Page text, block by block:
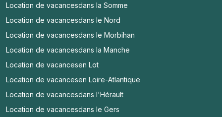
Location de vacancesdans la Somme
Location de vacancesdans le Nord
Location de vacancesdans le Morbihan
Location de vacancesdans la Manche
Location de vacancesen Lot
Location de vacancesen Loire-Atlantique
Location de vacancesdans l'Hérault
Location de vacancesdans le Gers